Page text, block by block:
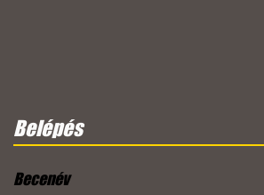
Belépés
Becenév